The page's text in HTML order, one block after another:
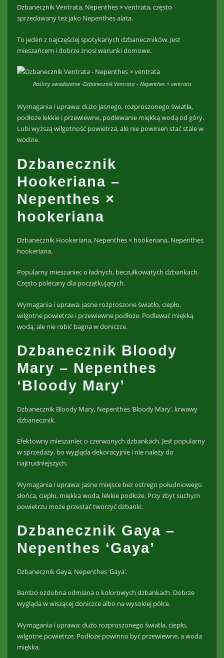
Dzbanecznik Ventrata, Nepenthes × ventrata, często
sprzedawany też jako Nepenthes alata.
To jeden z najczęściej spotykanych dzbaneczników. Jest
mieszańcem i dobrze znosi warunki domowe.
Rośliny owadożerne -Dzbanecznik Ventrata – Nepenthes × ventrata
Wymagania i uprawa: dużo jasnego, rozproszonego światła,
podłoże lekkie i przewiewne, podlewanie miękką wodą od góry.
Lubi wyższą wilgotność powietrza, ale nie powinien stać stale w
wodzie.
Dzbanecznik
Hookeriana –
Nepenthes ×
hookeriana
Dzbanecznik Hookeriana, Nepenthes × hookeriana, Nepenthes
hookeriana.
Popularny mieszaniec o ładnych, beczułkowatych dzbankach.
Często polecany dla początkujących.
Wymagania i uprawa: jasne rozproszone światło, ciepło,
wilgotne powietrze i przewiewne podłoże. Podlewać miękką
wodą, ale nie robić bagna w doniczce.
Dzbanecznik Bloody
Mary – Nepenthes
‘Bloody Mary’
Dzbanecznik Bloody Mary, Nepenthes ‘Bloody Mary’, krwawy
dzbanecznik.
Efektowny mieszaniec o czerwonych dzbankach. Jest popularny
w sprzedaży, bo wygląda dekoracyjnie i nie należy do
najtrudniejszych.
Wymagania i uprawa: jasne miejsce bez ostrego południowego
słońca, ciepło, miękka woda, lekkie podłoże. Przy zbyt suchym
powietrzu może przestać tworzyć dzbanki.
Dzbanecznik Gaya –
Nepenthes ‘Gaya’
Dzbanecznik Gaya, Nepenthes ‘Gaya’.
Bardzo ozdobna odmiana o kolorowych dzbankach. Dobrze
wygląda w wiszącej doniczce albo na wysokiej półce.
Wymagania i uprawa: dużo rozproszonego światła, ciepło,
wilgotne powietrze. Podłoże powinno być przewiewne, a woda
miękka.